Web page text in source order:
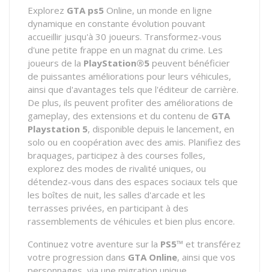
Explorez GTA ps5 Online, un monde en ligne
dynamique en constante évolution pouvant
accueillir jusqu'à 30 joueurs. Transformez-vous
d'une petite frappe en un magnat du crime. Les
joueurs de la PlayStation®5 peuvent bénéficier
de puissantes améliorations pour leurs véhicules,
ainsi que d'avantages tels que l'éditeur de carrière.
De plus, ils peuvent profiter des améliorations de
gameplay, des extensions et du contenu de GTA
Playstation 5, disponible depuis le lancement, en
solo ou en coopération avec des amis. Planifiez des
braquages, participez à des courses folles,
explorez des modes de rivalité uniques, ou
détendez-vous dans des espaces sociaux tels que
les boîtes de nuit, les salles d'arcade et les
terrasses privées, en participant à des
rassemblements de véhicules et bien plus encore.
Continuez votre aventure sur la PS5™ et transférez
votre progression dans GTA Online, ainsi que vos